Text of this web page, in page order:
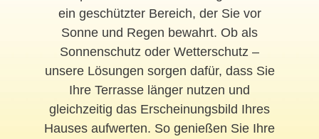
ein geschützter Bereich, der Sie vor
Sonne und Regen bewahrt. Ob als
Sonnenschutz oder Wetterschutz –
unsere Lösungen sorgen dafür, dass Sie
Ihre Terrasse länger nutzen und
gleichzeitig das Erscheinungsbild Ihres
Hauses aufwerten. So genießen Sie Ihre